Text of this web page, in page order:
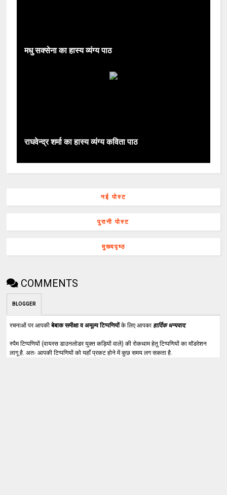
मधु सक्सेना का हास्य व्यंग्य पाठ
राघवेन्द्र शर्मा का हास्य व्यंग्य कविता पाठ
नई पोस्ट
पुरानी पोस्ट
मुख्यपृष्ठ
COMMENTS
BLOGGER
रचनाओं पर आपकीबेबाक समीक्षा व अमूल्य टिप्पणियोंके लिए आपका हार्दिक धन्यवाद.
स्पैम टिप्पणियों (वायरस डाउनलोडर युक्त कड़ियों वाले) की रोकथाम हेतु टिप्पणियों का मॉडरेशन
लागू है. अतः आपकी टिप्पणियों को यहाँ प्रकट होने में कुछ समय लग सकता है.